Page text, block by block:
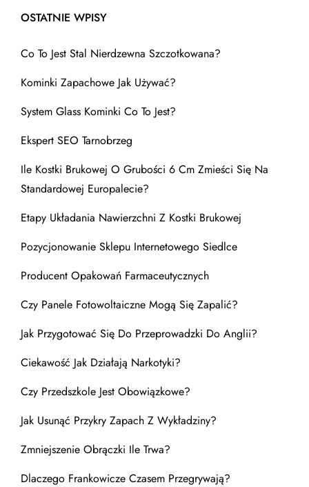
OSTATNIE WPISY
Co To Jest Stal Nierdzewna Szczotkowana?
Kominki Zapachowe Jak Używać?
System Glass Kominki Co To Jest?
Ekspert SEO Tarnobrzeg
Ile Kostki Brukowej O Grubości 6 Cm Zmieści Się Na
Standardowej Europalecie?
Etapy Układania Nawierzchni Z Kostki Brukowej
Pozycjonowanie Sklepu Internetowego Siedlce
Producent Opakowań Farmaceutycznych
Czy Panele Fotowoltaiczne Mogą Się Zapalić?
Jak Przygotować Się Do Przeprowadzki Do Anglii?
Ciekawość Jak Działają Narkotyki?
Czy Przedszkole Jest Obowiązkowe?
Jak Usunąć Przykry Zapach Z Wykładziny?
Zmniejszenie Obrączki Ile Trwa?
Dlaczego Frankowicze Czasem Przegrywają?